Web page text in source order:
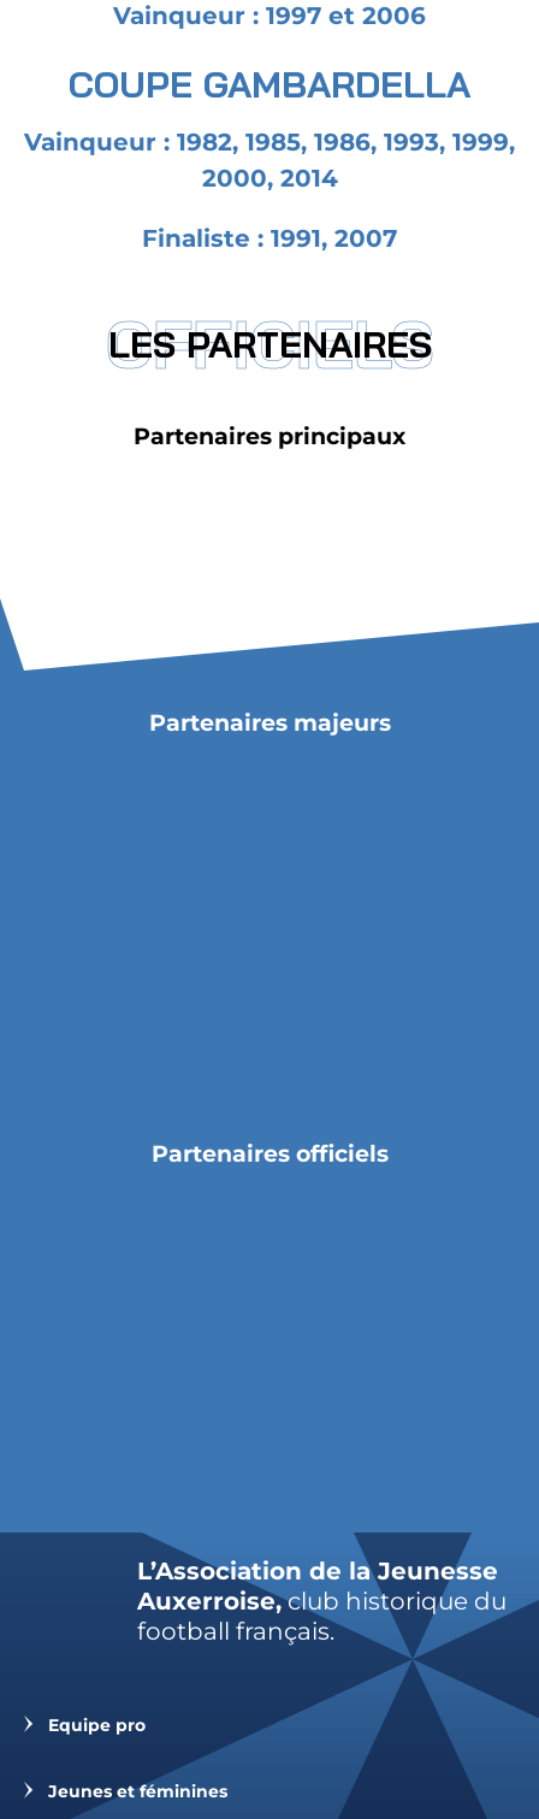
Vainqueur : 1997 et 2006​
COUPE GAMBARDELLA
Vainqueur : 1982, 1985, 1986, 1993, 1999,
2000, 2014
Finaliste : 1991, 2007
OFFICIELS
LES PARTENAIRES
Partenaires principaux
Partenaires majeurs
Partenaires officiels
L’Association de la Jeunesse
Auxerroise,club historique du
football français.
Equipe pro
Jeunes et féminines